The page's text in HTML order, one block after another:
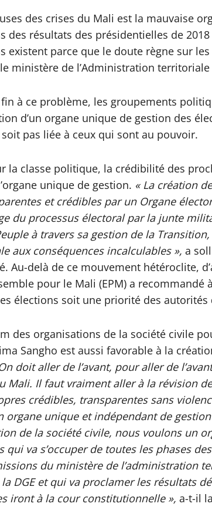
des crises du Mali est la mauvaise
des résultats des présidentielles de
existent parce que le doute règne sur
ministère de l’Administration
à ce problème, les groupements
d’un organe unique de gestion des
pas liée à ceux qui sont au pouvoir.
la classe politique, la crédibilité des
unique de gestion. « La création
et crédibles par un Organe
du processus électoral par la junte
à travers sa gestion de la
aux conséquences incalculables », a
Au-delà de ce mouvement hétéroclite,
pour le Mali (EPM) a
élections soit une priorité des
des organisations de la société civile
Sangho est aussi favorable à la
doit aller de l’avant, pour aller de
Mali. Il faut vraiment aller à la révision
crédibles, transparentes sans
organe unique et indépendant de
de la société civile, nous voulons un
qui va s’occuper de toutes les phases
du ministère de l’administration
DGE et qui va proclamer les résultats
iront à la cour constitutionnelle », a-t-il